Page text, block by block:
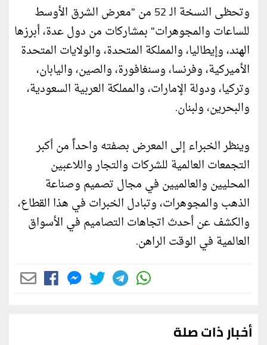
وتحظى النسخة الـ 52 من "معرض الشرق الأوسط
للساعات والمجوهرات" بمشاركات من دول عدة، أبرزها
الهند، وإيطاليا، والمملكة المتحدة، والولايات المتحدة
الأميركية، وفرنسا، وسنغافورة، والصين، واليابان،
وتركيا، ودولة الإمارات، والمملكة العربية السعودية،
والبحرين، ولبنان.
وينظر الخبراء إلى المعرض بصفته واحداً من أكبر
التجمعات العالمية للشركات والتجار واللاعبين
المحليين والعالميين في مجال تصميم وصناعة
الذهب والمجوهرات، وتبادل الخبرات في هذا القطاع،
والكشف عن أحدث اتجاهات التصاميم في الأسواق
العالمية في الوقت الراهن.
أخبار ذات صلة